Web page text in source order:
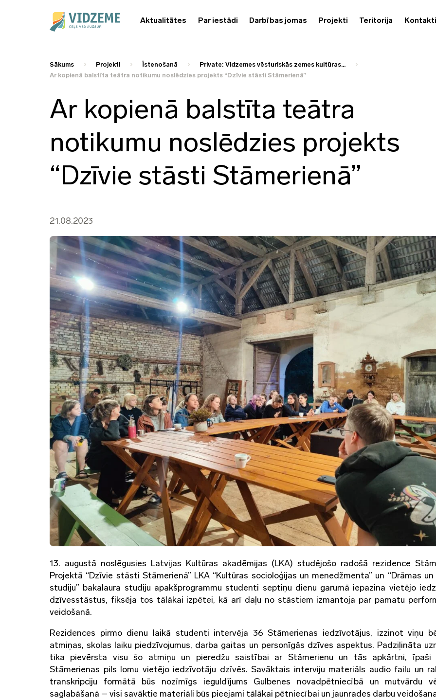
Aktualitātes Par iestādi Darbības jomas Projekti Teritorija Kontakti
Sākums Projekti Īstenošanā
Private: Vidzemes vēsturiskās zemes kultūras...
Ar kopienā balstīta teātra notikumu noslēdzies projekts “Dzīvie stāsti Stāmerienā”
Ar kopienā balstīta teātra
notikumu noslēdzies projekts
“Dzīvie stāsti Stāmerienā”
21.08.2023
13. augustā noslēgusies Latvijas Kultūras akadēmijas (LKA) studējošo radošā rezidence
Projektā “Dzīvie stāsti Stāmerienā” LKA “Kultūras socioloģijas un menedžmenta” un “Drāmas
studiju” bakalaura studiju apakšprogrammu studenti septiņu dienu garumā iepazina vietējo
dzīvesstāstus, fiksēja tos tālākai izpētei, kā arī daļu no stāstiem izmantoja par pamatu
veidošanā.
Rezidences pirmo dienu laikā studenti intervēja 36 Stāmerienas iedzīvotājus, izzinot viņu
atmiņas, skolas laiku piedzīvojumus, darba gaitas un personīgās dzīves aspektus. Padziļināta
tika pievērsta visu šo atmiņu un pieredžu saistībai ar Stāmerienu un tās apkārtni, īpaši
Stāmerienas pils lomu vietējo iedzīvotāju dzīvēs. Savāktais interviju materiāls audio failu un
transkripciju formātā būs nozīmīgs ieguldījums Gulbenes novadpētniecībā un mutvārdu
saglabāšanā – visi savāktie materiāli būs pieejami tālākai pētniecībai un jaunrades darbu